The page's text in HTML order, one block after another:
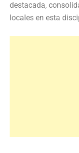
destacada,
locales en esta